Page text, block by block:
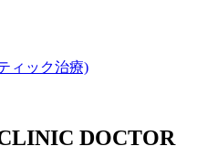
ィック治療)
DOCTOR